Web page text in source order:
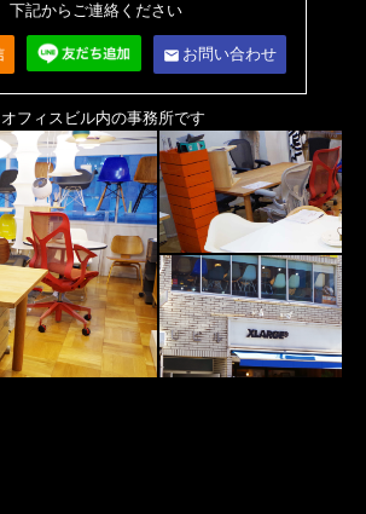
下記からご連絡ください
email お問い合わせ
フィスビル内の事務所です